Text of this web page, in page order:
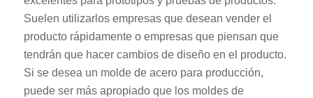
Suelen utilizarlos empresas que desean vender el
producto rápidamente o empresas que piensan que
tendrán que hacer cambios de diseño en el producto.
Si se desea un molde de acero para producción,
puede ser más apropiado que los moldes de